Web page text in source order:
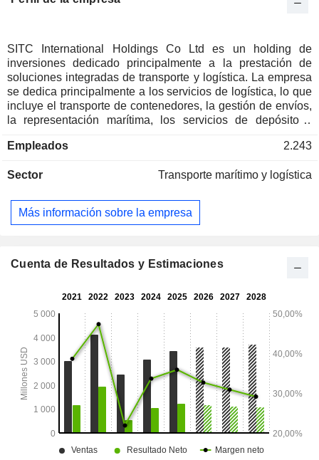
SITC International Holdings Co Ltd es un holding de
inversiones dedicado principalmente a la prestación de
soluciones integradas de transporte y logística. La empresa
se dedica principalmente a los servicios de logística, lo que
incluye el transporte de contenedores, la gestión de envíos,
la representación marítima, los servicios de depósito y
portacontenedores, el arrendamiento de terrenos y otros
negocio de logística terrestre que abarcan múltiples países y
Empleados 2.243
Sector Transporte marítimo y logística
Más información sobre la empresa
Cuenta de Resultados y Estimaciones